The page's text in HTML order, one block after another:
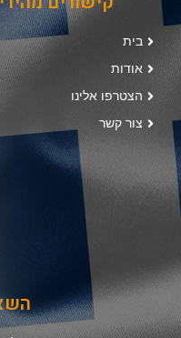
בית
אודות
הצטרפו אלינו
צור קשר